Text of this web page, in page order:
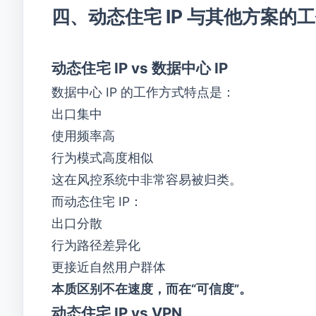
四、动态住宅 IP 与其他方案的
动态住宅 IP vs 数据中心 IP
数据中心 IP 的工作方式特点是：
出口集中
使用频率高
行为模式高度相似
这在风控系统中非常容易被归类。
而动态住宅 IP：
出口分散
行为路径差异化
更接近自然用户群体
本质区别不在速度，而在“可信度”。